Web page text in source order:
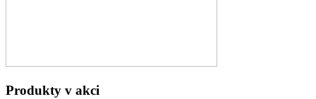
Produkty v akci